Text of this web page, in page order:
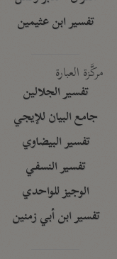
تفسير ابن عثيمين
مركَّزة العبارة
تفسير الجلالين
جامع البيان للإيجي
تفسير البيضاوي
تفسير النسفي
الوجيز للواحدي
تفسير ابن أبي زمنين